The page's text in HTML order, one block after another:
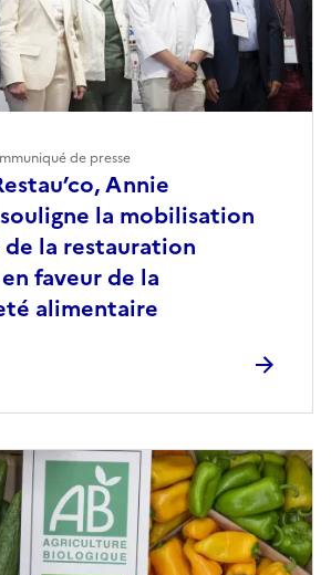
Annie
la mobilisation
la restauration
faveur de la
alimentaire
de presse